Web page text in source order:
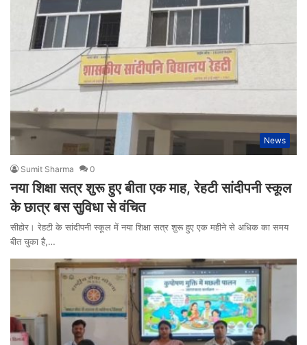
News
Sumit Sharma 0
नया शिक्षा सत्र शुरू हुए बीता एक माह, रेहटी सांदीपनी स्कूल
के छात्र बस सुविधा से वंचित
सीहोर। रेहटी के सांदीपनी स्कूल में नया शिक्षा सत्र शुरू हुए एक महीने से अधिक का समय
बीत चुका है,…